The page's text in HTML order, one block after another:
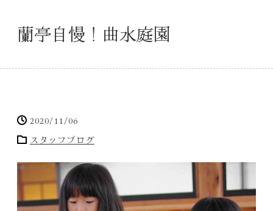
蘭亭自慢！曲水庭園
2020/11/06
スタッフブログ